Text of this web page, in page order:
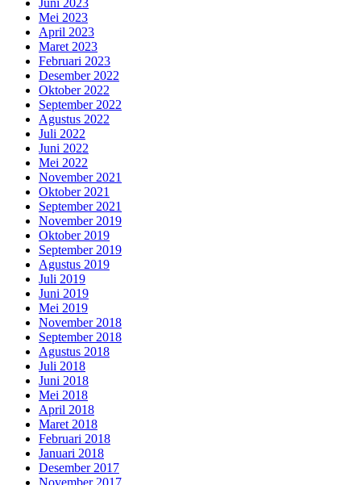
Juni 2023
Mei 2023
April 2023
Maret 2023
Februari 2023
Desember 2022
Oktober 2022
September 2022
Agustus 2022
Juli 2022
Juni 2022
Mei 2022
November 2021
Oktober 2021
September 2021
November 2019
Oktober 2019
September 2019
Agustus 2019
Juli 2019
Juni 2019
Mei 2019
November 2018
September 2018
Agustus 2018
Juli 2018
Juni 2018
Mei 2018
April 2018
Maret 2018
Februari 2018
Januari 2018
Desember 2017
November 2017